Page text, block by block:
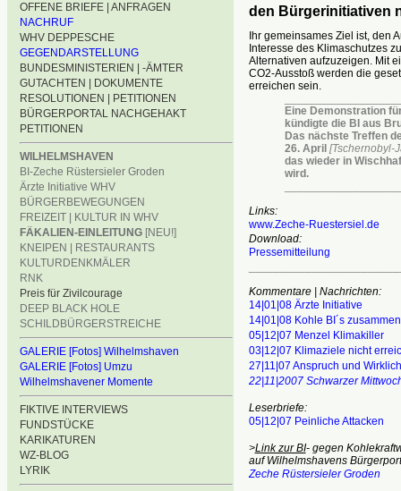
OFFENE BRIEFE | ANFRAGEN
NACHRUF
WHV DEPPESCHE
GEGENDARSTELLUNG
BUNDESMINISTERIEN | -ÄMTER
GUTACHTEN | DOKUMENTE
RESOLUTIONEN | PETITIONEN
BÜRGERPORTAL NACHGEHAKT
PETITIONEN
WILHELMSHAVEN
BI-Zeche Rüstersieler Groden
Ärzte Initiative WHV
BÜRGERBEWEGUNGEN
FREIZEIT | KULTUR IN WHV
FÄKALIEN-EINLEITUNG [NEU!]
KNEIPEN | RESTAURANTS
KULTURDENKMÄLER
RNK
Preis für Zivilcourage
DEEP BLACK HOLE
SCHILDBÜRGERSTREICHE
GALERIE [Fotos] Wilhelmshaven
GALERIE [Fotos] Umzu
Wilhelmshavener Momente
FIKTIVE INTERVIEWS
FUNDSTÜCKE
KARIKATUREN
WZ-BLOG
LYRIK
den Bürgerinitiativen
Ihr gemeinsames Ziel ist, den
Interesse des Klimaschutzes
Alternativen aufzuzeigen. Mit
CO2-Ausstoß werden die
erreichen sein.
Eine Demonstration
kündigte die BI aus
Das nächste Treffen
26. April [Tschernobyl-
das wieder in
wird.
Links:
www.Zeche-Ruestersiel.de
Download:
Pressemitteilung
Kommentare | Nachrichten:
14|01|08 Ärzte Initiative
14|01|08 Kohle BI´s zusammen
05|12|07 Menzel Klimakiller
03|12|07 Klimaziele nicht
27|11|07 Anspruch und
22|11|2007 Schwarzer
Leserbriefe:
05|12|07 Peinliche Attacken
>Link zur BI- gegen
auf Wilhelmshavens
Zeche Rüstersieler Groden